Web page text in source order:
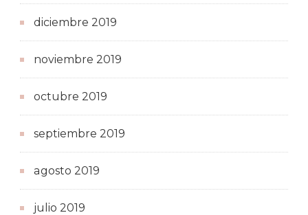
diciembre 2019
noviembre 2019
octubre 2019
septiembre 2019
agosto 2019
julio 2019